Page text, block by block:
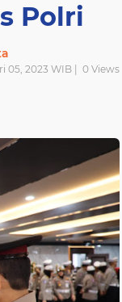
Polri
05, 2023 WIB | 0 Views